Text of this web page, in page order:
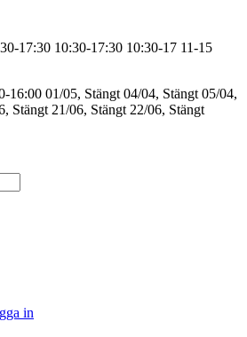
17:30 10:30-17:30 10:30-17 11-15
16:00 01/05, Stängt 04/04, Stängt 05/04,
Stängt 21/06, Stängt 22/06, Stängt
in